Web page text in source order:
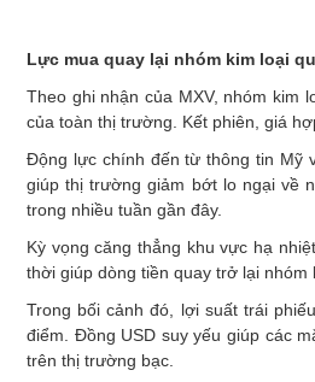
Lực mua quay lại nhóm kim loại
Theo ghi nhận của MXV, nhóm kim
của toàn thị trường. Kết phiên, giá
Động lực chính đến từ thông tin Mỹ
giúp thị trường giảm bớt lo ngại về
trong nhiều tuần gần đây.
Kỳ vọng căng thẳng khu vực hạ
thời giúp dòng tiền quay trở lại nhóm
Trong bối cảnh đó, lợi suất trái
điểm. Đồng USD suy yếu giúp các
trên thị trường bạc.